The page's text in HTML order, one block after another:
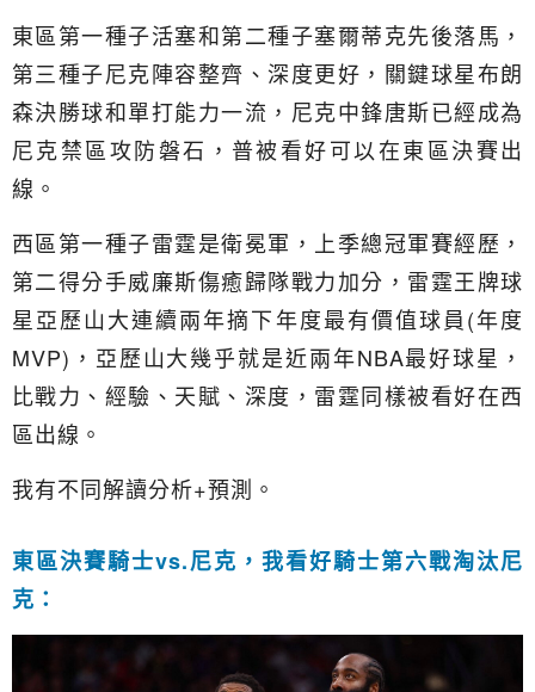
東區第一種子活塞和第二種子塞爾蒂克先後落馬，
第三種子尼克陣容整齊、深度更好，關鍵球星布朗
森決勝球和單打能力一流，尼克中鋒唐斯已經成為
尼克禁區攻防磐石，普被看好可以在東區決賽出
線。
西區第一種子雷霆是衛冕軍，上季總冠軍賽經歷，
第二得分手威廉斯傷癒歸隊戰力加分，雷霆王牌球
星亞歷山大連續兩年摘下年度最有價值球員(年度
MVP)，亞歷山大幾乎就是近兩年NBA最好球星，
比戰力、經驗、天賦、深度，雷霆同樣被看好在西
區出線。
我有不同解讀分析+預測。
東區決賽騎士vs.尼克，我看好騎士第六戰淘汰尼
克：